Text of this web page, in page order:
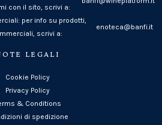
con il sito, scrivi a:
per info su prodotti,
scrivi a:
enoteca@banfi.it
LEGALI
Cookie Policy
Privacy Policy
& Conditions
di spedizione